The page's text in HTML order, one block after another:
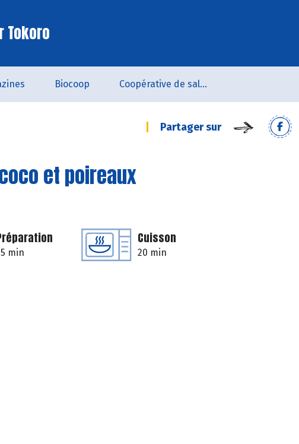
Tokoro
Biocoop Coopérative de salarié.es - SCOP
Partager sur
et poireaux
min
Cuisson
20 min